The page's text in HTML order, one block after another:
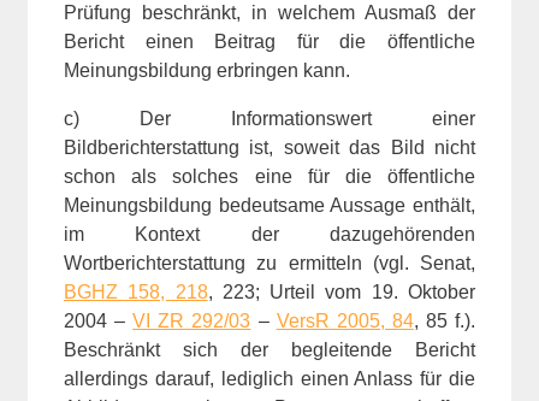
Prüfung beschränkt, in welchem Ausmaß der
Bericht einen Beitrag für die öffentliche
Meinungsbildung erbringen kann.
c) Der Informationswert einer
Bildberichterstattung ist, soweit das Bild nicht
schon als solches eine für die öffentliche
Meinungsbildung bedeutsame Aussage enthält,
im Kontext der dazugehörenden
Wortberichterstattung zu ermitteln (vgl. Senat,
BGHZ 158, 218, 223; Urteil vom 19. Oktober
2004 –VI ZR 292/03 – VersR 2005, 84, 85 f.).
Beschränkt sich der begleitende Bericht
allerdings darauf, lediglich einen Anlass für die